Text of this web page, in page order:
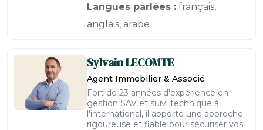
Langues parlées : français,
anglais, arabe
SylvainLECOMTE
Agent Immobilier & Associé
Fort de 23 années d'expérience en
gestion SAV et suivi technique à
l'international, il apporte une approche
rigoureuse et fiable pour sécuriser vos